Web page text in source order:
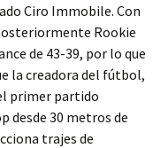
Ciro Immobile. Con
Rookie
de 43-39, por lo que
la creadora del fútbol,
primer partido
desde 30 metros de
trajes de